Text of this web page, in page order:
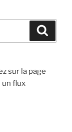
sur la page
un flux